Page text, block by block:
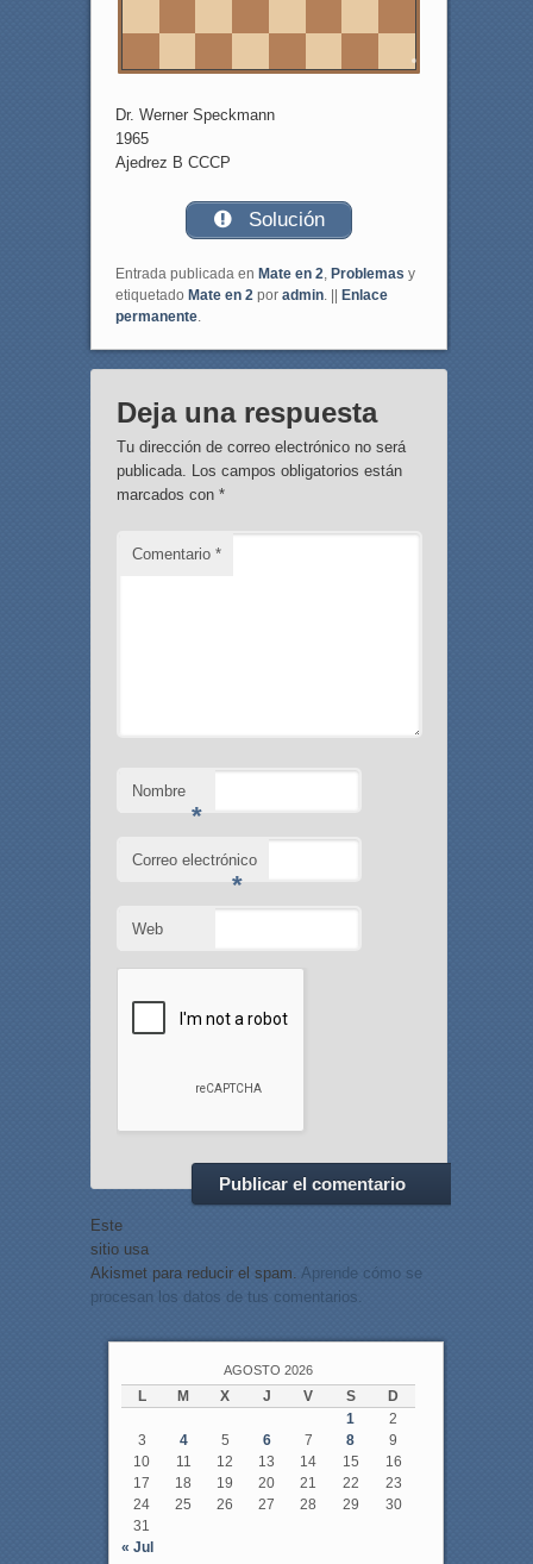
Dr. Werner Speckmann
1965
Ajedrez B CCCP
Solución
Entrada publicada en Mate en 2, Problemas y
etiquetado Mate en 2por admin. ||
Enlace
permanente.
Deja una respuesta
Tu dirección de correo electrónico no será
publicada. Los campos obligatorios están
marcados con *
Comentario *
Nombre
*
Correo electrónico
*
Web
Este
sitio usa
Akismet para reducir el spam. Aprende cómo se
procesan los datos de tus comentarios.
AGOSTO 2026
L M X J V S
D
1
2
3
4 5 6 7 8
9
10
11 12 13 14 15
16
17
18 19 20 21 22
23
24
25 26 27 28 29
30
31
« Jul